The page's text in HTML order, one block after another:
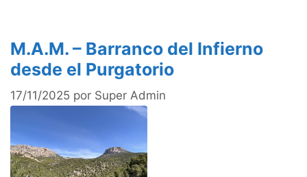
M.A.M. – Barranco del Infierno
desde el Purgatorio
17/11/2025 por Super Admin